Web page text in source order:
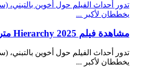
تدور أحداث الفيلم حول أخوين بالتبني،
يخططان لأكبر ...
مشاهدة فيلم Hierarchy 2025 مترجم
تدور أحداث الفيلم حول أخوين بالتبني،
يخططان لأكبر ...